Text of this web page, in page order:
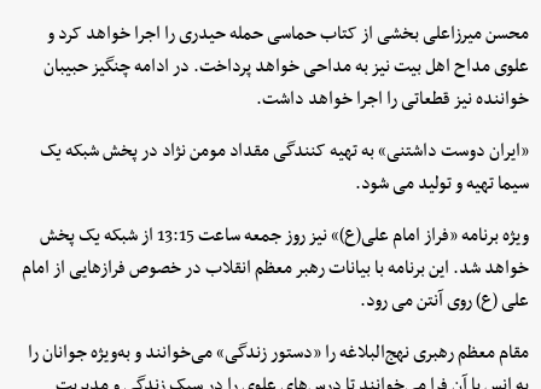
محسن میرزاعلی بخشی از کتاب حماسی حمله حیدری را اجرا خواهد کرد و
علوی مداح اهل بیت نیز به مداحی خواهد پرداخت. در ادامه چنگیز حبیبان
خواننده نیز قطعاتی را اجرا خواهد داشت.
«ایران دوست داشتنی» به تهیه کنندگی مقداد مومن نژاد در پخش شبکه یک
سیما تهیه و تولید می شود.
ویژه برنامه «فراز امام علی(ع)» نیز روز جمعه ساعت 13:15 از شبکه یک پخش
خواهد شد. این برنامه با بیانات رهبر معظم انقلاب در خصوص فرازهایی از امام
علی (ع) روی آنتن می رود.
مقام معظم رهبری نهج‌البلاغه را «دستور زندگی» می‌خوانند و به‌ویژه جوانان را